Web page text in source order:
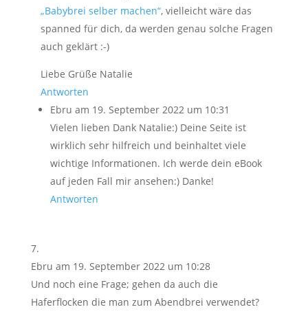
„Babybrei selber machen“, vielleicht wäre das
spanned für dich, da werden genau solche Fragen
auch geklärt :-)
Liebe Grüße Natalie
Antworten
Ebru am 19. September 2022 um 10:31
Vielen lieben Dank Natalie:) Deine Seite ist
wirklich sehr hilfreich und beinhaltet viele
wichtige Informationen. Ich werde dein eBook
auf jeden Fall mir ansehen:) Danke!
Antworten
Ebru am 19. September 2022 um 10:28
Und noch eine Frage; gehen da auch die
Haferflocken die man zum Abendbrei verwendet?